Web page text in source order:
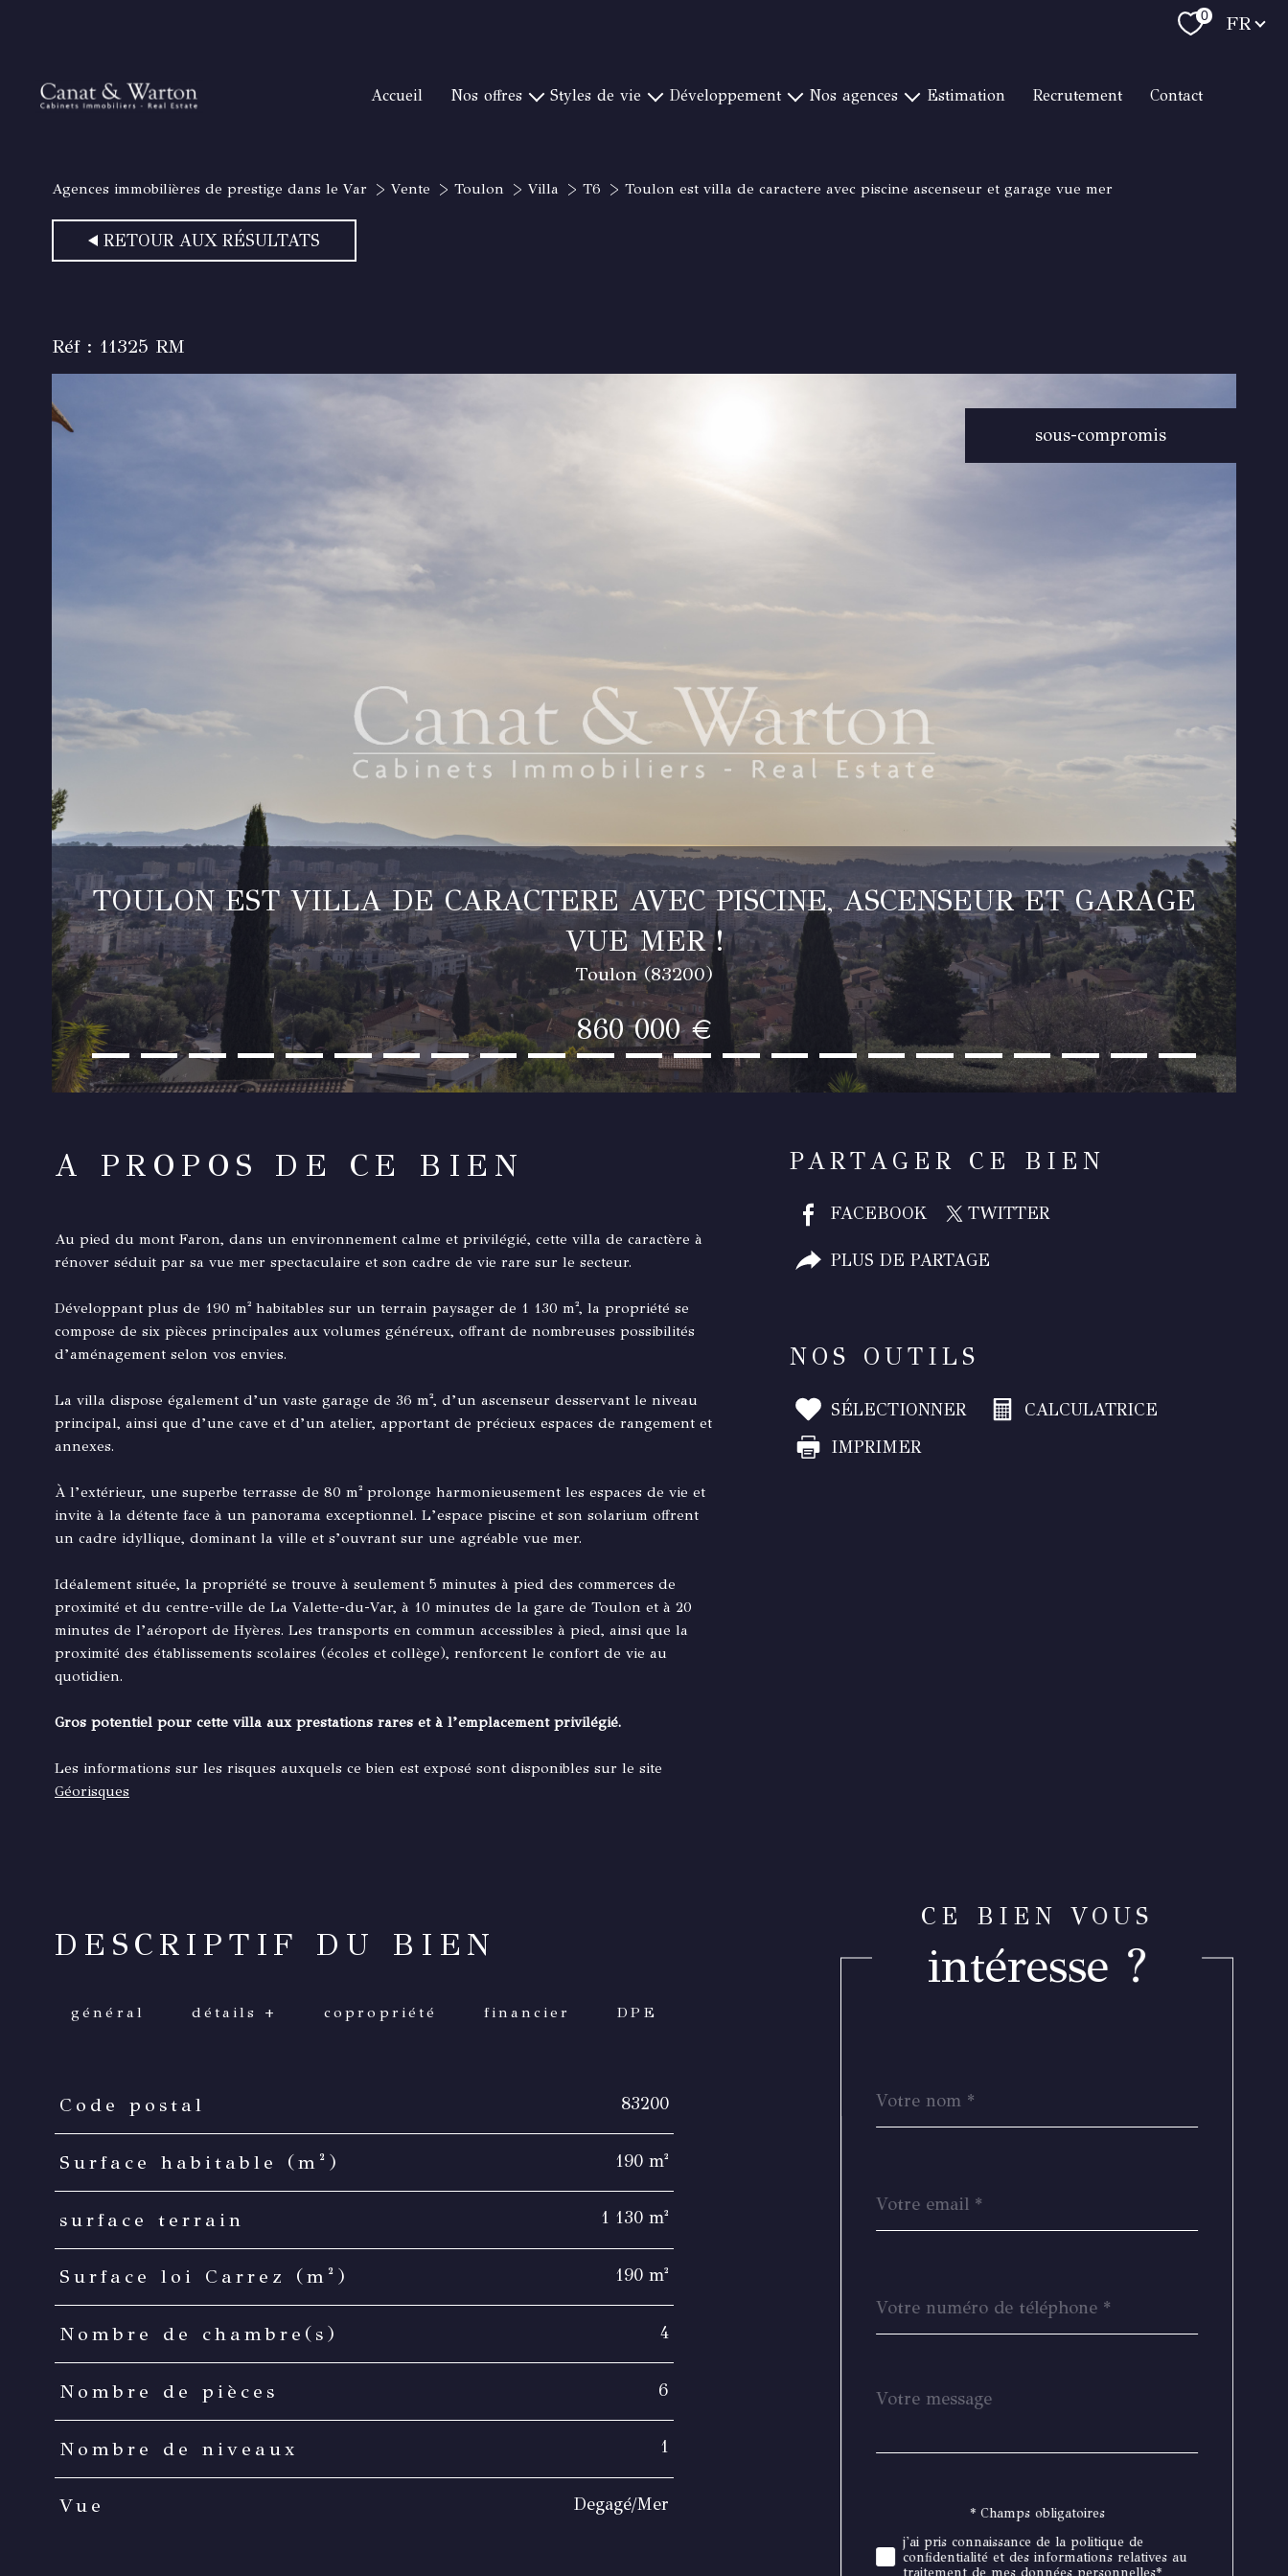
0 Langue
FR
accueil nos offres
BORMES ET SA RÉGION
styles de vie
VUE MER EXCEPTIONNELLE
développement
NOS IMPLANTATIONS
nos agences
CANAT & WARTON ST RAPHAËL LES GOLFS
estimation recrutement contact
Agences immobilières de prestige dans le Var Vente Toulon Villa T6 Toulon est villa de caractere avec piscine ascenseur et garage vue mer
RETOUR AUX RÉSULTATS
Réf : 11325 RM
sous-compromis
TOULON EST VILLA DE CARACTERE AVEC PISCINE, ASCENSEUR ET GARAGE
VUE MER !
Toulon (83200)
860 000 €
A PROPOS DE CE BIEN
Au pied du mont Faron, dans un environnement calme et privilégié, cette villa de caractère à
rénover séduit par sa vue mer spectaculaire et son cadre de vie rare sur le secteur.
Développant plus de 190 m² habitables sur un terrain paysager de 1 130 m², la propriété se
compose de six pièces principales aux volumes généreux, offrant de nombreuses possibilités
d’aménagement selon vos envies.
La villa dispose également d’un vaste garage de 36 m², d’un ascenseur desservant le niveau
principal, ainsi que d’une cave et d’un atelier, apportant de précieux espaces de rangement et
annexes.
À l’extérieur, une superbe terrasse de 80 m² prolonge harmonieusement les espaces de vie et
invite à la détente face à un panorama exceptionnel. L’espace piscine et son solarium offrent
un cadre idyllique, dominant la ville et s’ouvrant sur une agréable vue mer.
Idéalement située, la propriété se trouve à seulement 5 minutes à pied des commerces de
proximité et du centre-ville de La Valette-du-Var, à 10 minutes de la gare de Toulon et à 20
minutes de l’aéroport de Hyères. Les transports en commun accessibles à pied, ainsi que la
proximité des établissements scolaires (écoles et collège), renforcent le confort de vie au
quotidien.
Gros potentiel pour cette villa aux prestations rares et à l’emplacement privilégié.
Les informations sur les risques auxquels ce bien est exposé sont disponibles sur le site
Géorisques
PARTAGER CE BIEN
FACEBOOK TWITTER
PLUS DE PARTAGE
NOS OUTILS
SÉLECTIONNER
CALCULATRICE
IMPRIMER
DESCRIPTIF DU BIEN
général détails + copropriété financier DPE
TRAD_PAMPERO_Caracteristique
Code postal 83200
Surface habitable (m²) 190 m²
surface terrain 1 130 m²
Surface loi Carrez (m²) 190 m²
Nombre de chambre(s) 4
Nombre de pièces 6
Nombre de niveaux 1
Vue Degagé/Mer
CE BIEN VOUS
intéresse ?
par
*
*
*
Fieldset
défaut
Message
*
Validation* Champs obligatoires
j'ai pris connaissance de la politique de
confidentialité et des informations relatives au
traitement de mes données personnelles*